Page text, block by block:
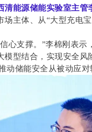
清能源储能实验室主管
主体、从“大型充电
心支撑。”李棉刚表
模型结合，实现安全
动储能安全从被动应对